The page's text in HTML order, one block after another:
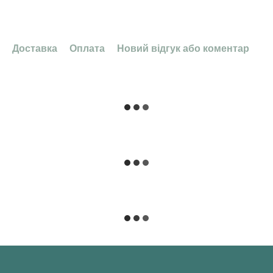
Доставка Оплата Новий відгук або коментар